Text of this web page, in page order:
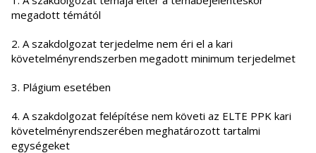
megadott témától
2. A szakdolgozat terjedelme nem éri el a kari
követelményrendszerben megadott minimum terjedelmet
3. Plágium esetében
4. A szakdolgozat felépítése nem követi az ELTE PPK kari
követelményrendszerében meghatározott tartalmi
egységeket